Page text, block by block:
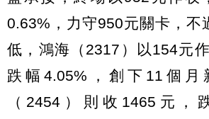
0.63%，力守950元關卡，不
低，鴻海（2317）以154元
跌幅4.05%，創下11個月
（2454）則收1465元，